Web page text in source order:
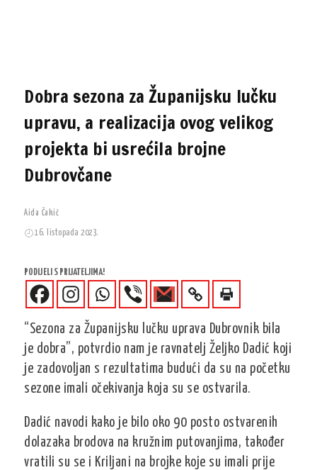
Dobra sezona za Županijsku lučku
upravu, a realizacija ovog velikog
projekta bi usrećila brojne
Dubrovčane
Aida Čakić
16. listopada 2023.
PODIJELI S PRIJATELJIMA!
“Sezona za Županijsku lučku uprava Dubrovnik bila
je dobra”, potvrdio nam je ravnatelj Željko Dadić koji
je zadovoljan s rezultatima budući da su na početku
sezone imali očekivanja koja su se ostvarila.
Dadić navodi kako je bilo oko 90 posto ostvarenih
dolazaka brodova na kružnim putovanjima, također
vratili su se i Kriljani na brojke koje su imali prije